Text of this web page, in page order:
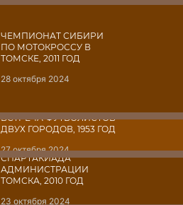
ЧЕМПИОНАТ СИБИРИ
ПО МОТОКРОССУ В
ТОМСКЕ, 2011 ГОД
28 октября 2024
ВСТРЕЧА ФУТБОЛИСТОВ
ДВУХ ГОРОДОВ, 1953 ГОД
27 октября 2024
СПАРТАКИАДА
АДМИНИСТРАЦИИ
ТОМСКА, 2010 ГОД
23 октября 2024